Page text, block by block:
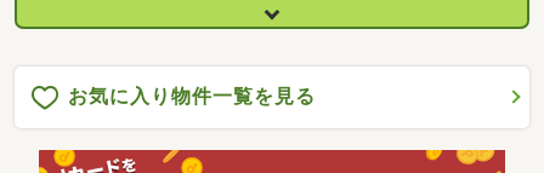
お気に入り物件一覧を見る